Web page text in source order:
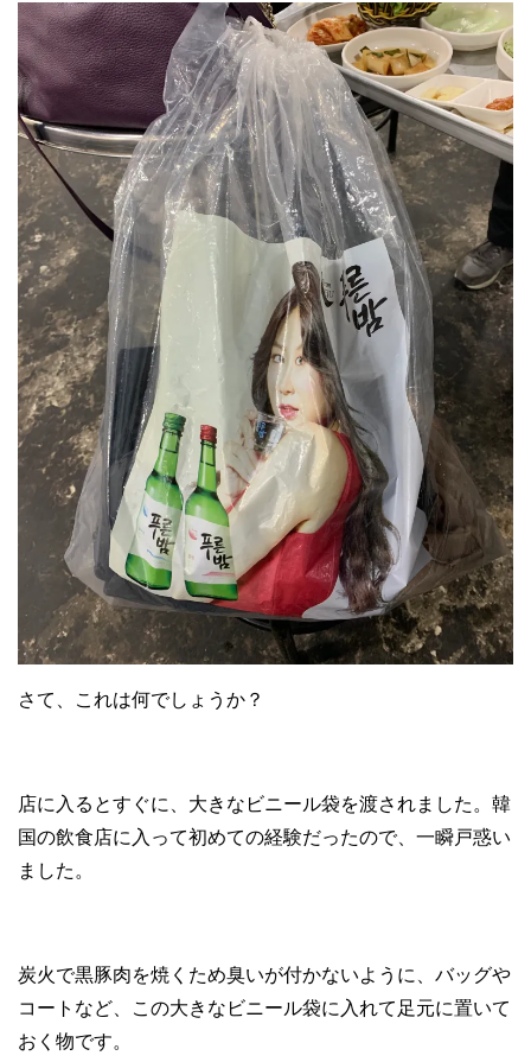
さて、これは何でしょうか？
店に入るとすぐに、大きなビニール袋を渡されました。韓
国の飲食店に入って初めての経験だったので、一瞬戸惑い
ました。
炭火で黒豚肉を焼くため臭いが付かないように、バッグや
コートなど、この大きなビニール袋に入れて足元に置いて
おく物です。